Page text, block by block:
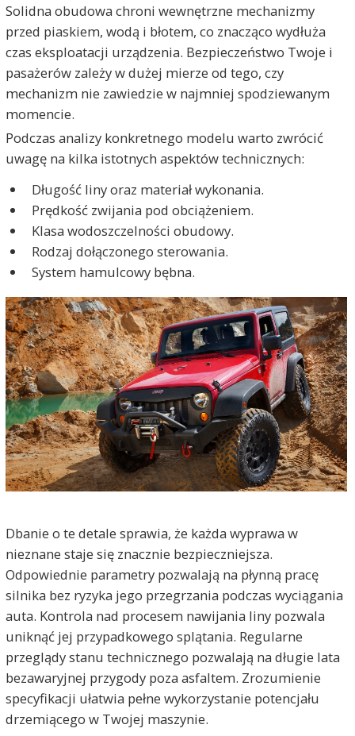
Solidna obudowa chroni wewnętrzne mechanizmy
przed piaskiem, wodą i błotem, co znacząco wydłuża
czas eksploatacji urządzenia. Bezpieczeństwo Twoje i
pasażerów zależy w dużej mierze od tego, czy
mechanizm nie zawiedzie w najmniej spodziewanym
momencie.
Podczas analizy konkretnego modelu warto zwrócić
uwagę na kilka istotnych aspektów technicznych:
Długość liny oraz materiał wykonania.
Prędkość zwijania pod obciążeniem.
Klasa wodoszczelności obudowy.
Rodzaj dołączonego sterowania.
System hamulcowy bębna.
Dbanie o te detale sprawia, że każda wyprawa w
nieznane staje się znacznie bezpieczniejsza.
Odpowiednie parametry pozwalają na płynną pracę
silnika bez ryzyka jego przegrzania podczas wyciągania
auta. Kontrola nad procesem nawijania liny pozwala
uniknąć jej przypadkowego splątania. Regularne
przeglądy stanu technicznego pozwalają na długie lata
bezawaryjnej przygody poza asfaltem. Zrozumienie
specyfikacji ułatwia pełne wykorzystanie potencjału
drzemiącego w Twojej maszynie.